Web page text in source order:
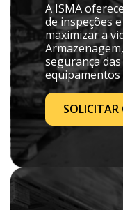
A ISMA
de inspeções
maximizar a
segurança
equipamentos